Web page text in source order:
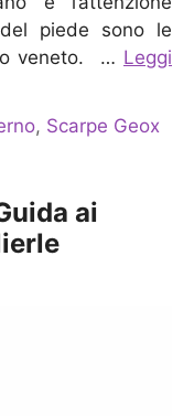
piede sono le
veneto. … Leggi
, Scarpe Geox
ai